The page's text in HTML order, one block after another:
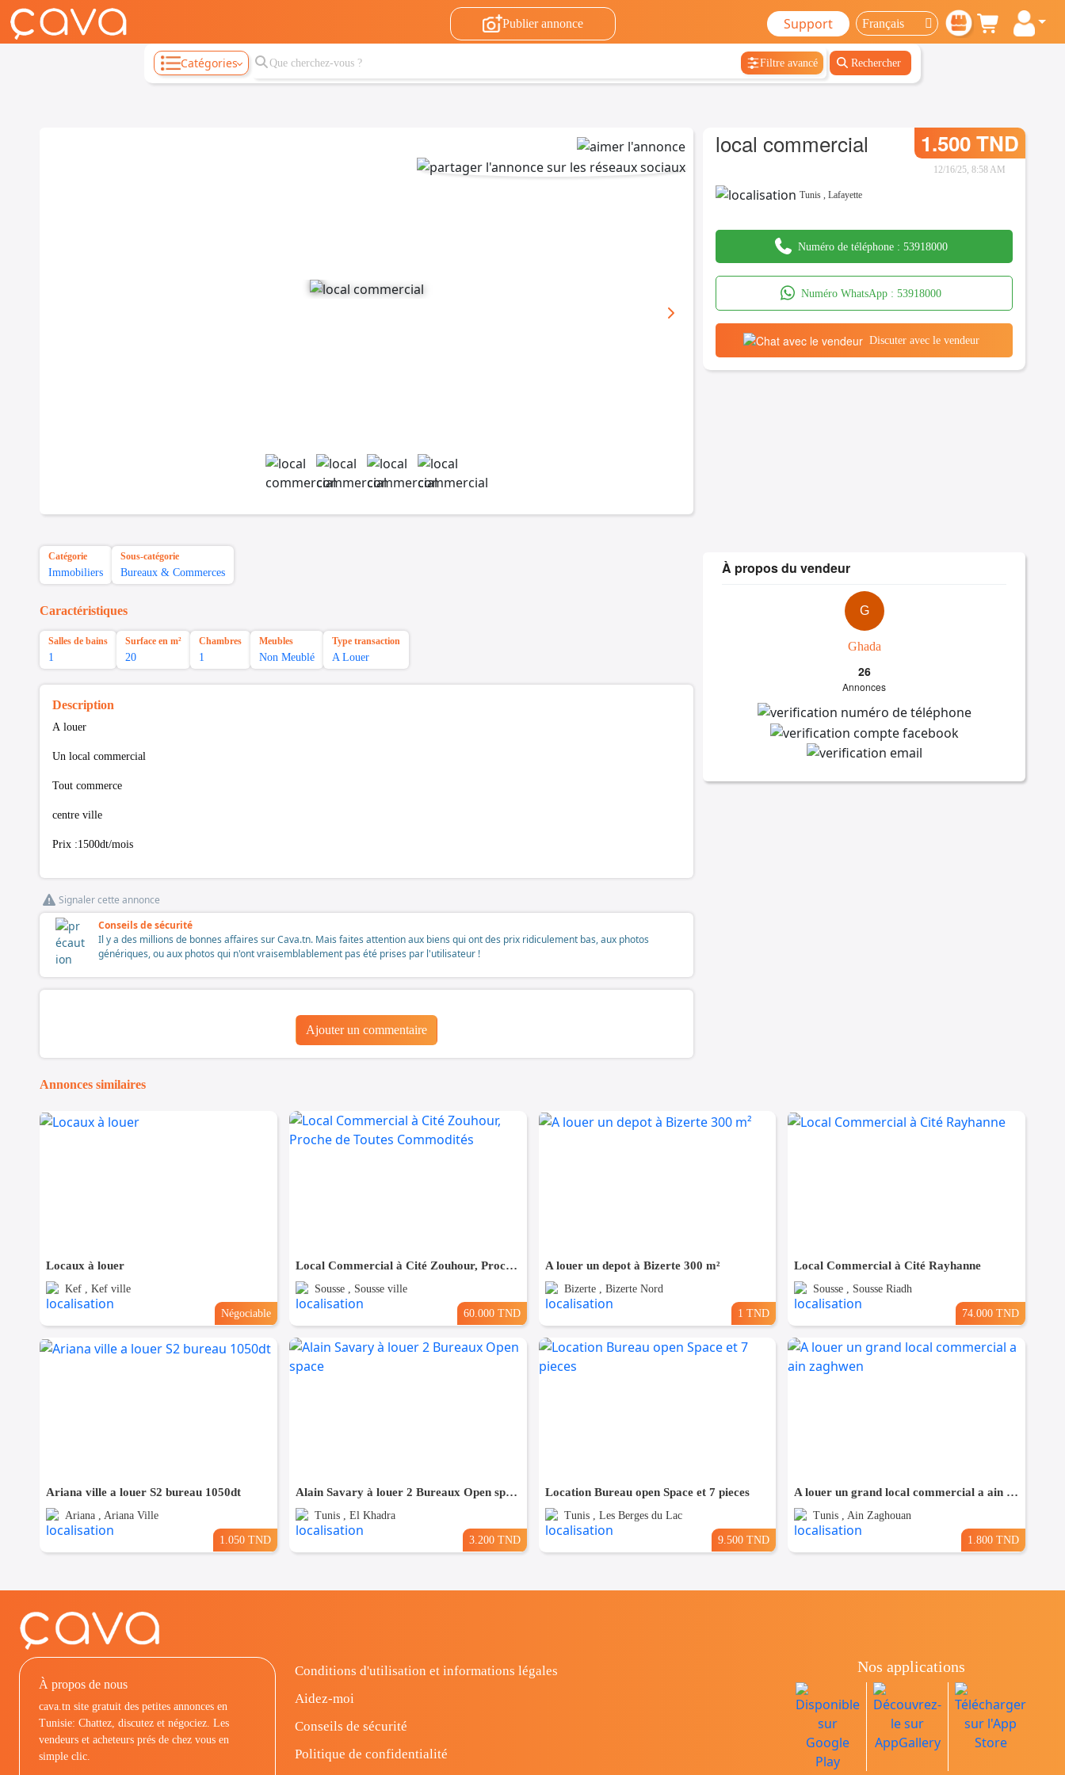
Publier annonce Support
Catégories Filtre avancé Rechercher
local commercial 1.500 TND
12/16/25, 8:58 AM
Tunis ,Lafayette
Numéro de téléphone : 53918000
Numéro WhatsApp :53918000
Discuter avec le vendeur
Catégorie
Immobiliers
Sous-catégorie
Bureaux & Commerces
Caractéristiques
Salles de bains
1
Surface en m²
20
Chambres
1
Meubles
Non Meublé
Type transaction
A Louer
Description
A louer
Un local commercial
Tout commerce
centre ville
Prix :1500dt/mois
Signaler cette annonce
Conseils de sécurité
Il y a des millions de bonnes affaires sur Cava.tn. Mais faites attention aux biens qui ont des prix ridiculement bas, aux photos
génériques, ou aux photos qui n'ont vraisemblablement pas été prises par l'utilisateur !
Ajouter un commentaire
À propos du vendeur
G
Ghada
26
Annonces
Annonces similaires
Locaux à louer
Kef , Kef ville
Négociable
Local Commercial à Cité Zouhour, Proche de Toutes Commodités
Sousse , Sousse ville
60.000 TND
A louer un depot à Bizerte 300 m²
Bizerte , Bizerte Nord
1 TND
Local Commercial à Cité Rayhanne
Sousse , Sousse Riadh
74.000 TND
Ariana ville a louer S2 bureau 1050dt
Ariana , Ariana Ville
1.050 TND
Alain Savary à louer 2 Bureaux Open space
Tunis , El Khadra
3.200 TND
Location Bureau open Space et 7 pieces
Tunis , Les Berges du Lac
9.500 TND
A louer un grand local commercial a ain zaghwen
Tunis , Ain Zaghouan
1.800 TND
À propos de nous
cava.tn site gratuit des petites annonces en
Tunisie: Chattez, discutez et négociez. Les
vendeurs et acheteurs prés de chez vous en
simple clic.
Conditions d'utilisation et informations légales
Aidez-moi
Conseils de sécurité
Politique de confidentialité
Nos applications